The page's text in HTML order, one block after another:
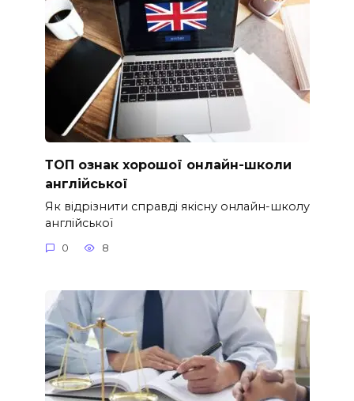
ТОП ознак хорошої онлайн-школи
англійської
Як відрізнити справді якісну онлайн-школу
англійської
0 8